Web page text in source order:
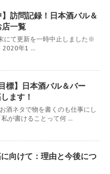
】訪問記録！日本酒バル＆
店一覧
て更新を一時中止しました※
2020年1 ...
標】日本酒バル＆バー
ます！
酒ネタで物を書くのも仕事にし
が書けることって何 ...
向けて：理由と今後につ